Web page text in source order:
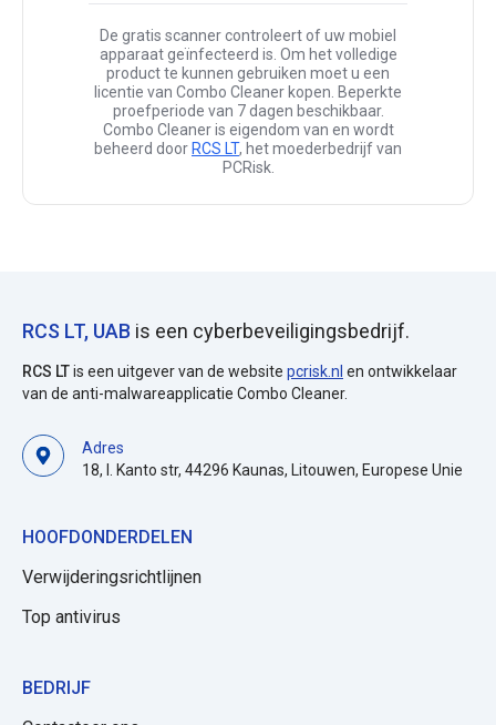
De gratis scanner controleert of uw mobiel
apparaat geïnfecteerd is. Om het volledige
product te kunnen gebruiken moet u een
licentie van Combo Cleaner kopen. Beperkte
proefperiode van 7 dagen beschikbaar.
Combo Cleaner is eigendom van en wordt
beheerd door RCS LT, het moederbedrijf van
PCRisk.
RCS LT, UAB is een cyberbeveiligingsbedrijf.
RCS LTis een uitgever van de website pcrisk.nl en ontwikkelaar
van de anti-malwareapplicatie Combo Cleaner.
Adres
18, I. Kanto str, 44296 Kaunas, Litouwen, Europese Unie
HOOFDONDERDELEN
Verwijderingsrichtlijnen
Top antivirus
BEDRIJF